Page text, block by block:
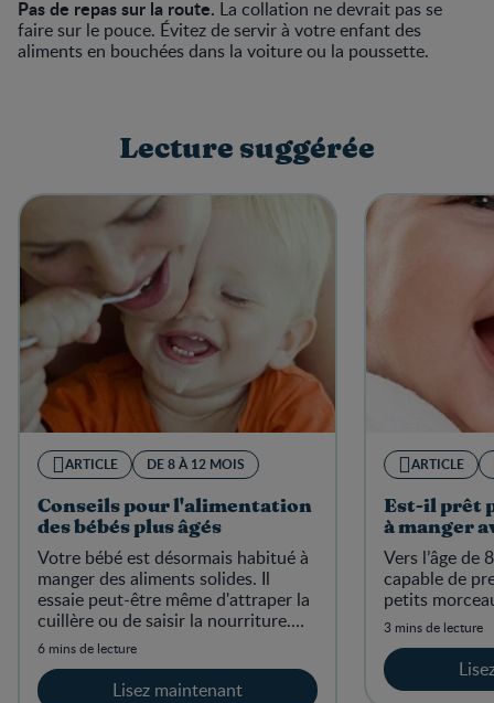
Pas de repas sur la route. La collation ne devrait pas se
faire sur le pouce. Évitez de servir à votre enfant des
aliments en bouchées dans la voiture ou la poussette.
Lecture suggérée
ARTICLE DE 8 À 12 MOIS
Conseils pour l'alimentation
des bébés plus âgés
Votre bébé est désormais habitué à
manger des aliments solides. Il
essaie peut-être même d'attraper la
cuillère ou de saisir la nourriture.
Cela indique qu'il est prêt à se
6 mins de lecture
Lisez maintenant
ARTICLE
Est-il prêt
à manger
Vers l’âge de
capable de
petits
3 mins de lecture